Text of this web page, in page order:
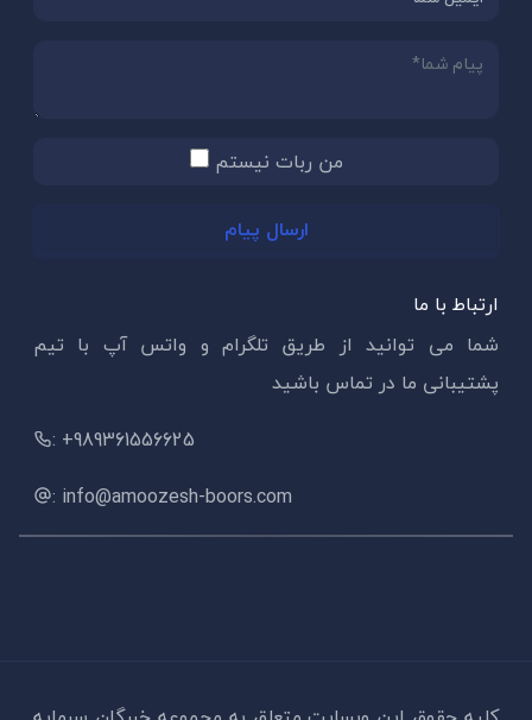
من ربات نیستم
ارسال پیام
ارتباط با ما
شما می توانید از طریق تلگرام و واتس آپ با تیم
پشتیبانی ما در تماس باشید
: +989361556625
: info@amoozesh-boors.com